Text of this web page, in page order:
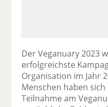
Der Veganuary 2023
erfolgreichste
Organisation im Jahr
Menschen haben
Teilnahme am